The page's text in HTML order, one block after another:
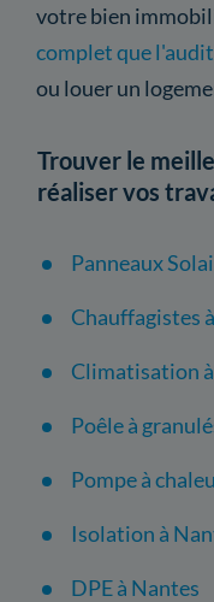
votre bien
complet que l'audit
ou louer un
Trouver le
réaliser vos
Panneaux
Chauffagistes
Climatisation
Poêle à
Pompe à
Isolation à
DPE à Nantes